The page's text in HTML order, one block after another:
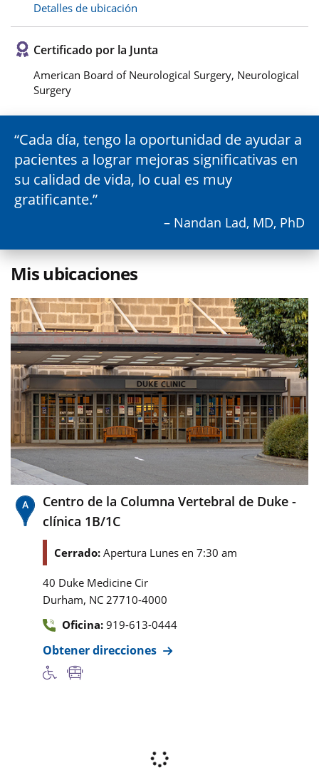
Detalles de ubicación
Certificado por la Junta
American Board of Neurological Surgery, Neurological
Surgery
Cada día, tengo la oportunidad de ayudar a
pacientes a lograr mejoras significativas en
su calidad de vida, lo cual es muy
gratificante.
– Nandan Lad, MD, PhD
Mis ubicaciones
Centro de la Columna Vertebral de Duke -
clínica 1B/1C
Cerrado: Apertura Lunes en 7:30 am
40 Duke Medicine Cir
Durham, NC 27710-4000
Oficina: 919-613-0444
Obtener direcciones